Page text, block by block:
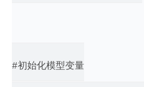
#初始化模型变量